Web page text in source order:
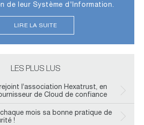
de leur Système d'Information.
LIRE LA SUITE
LES PLUS LUS
l’association Hexatrust, en
de Cloud de confiance
chaque mois sa bonne pratique de
!